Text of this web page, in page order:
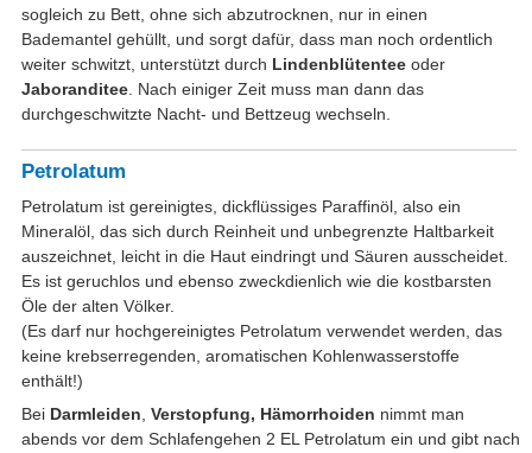
sogleich zu Bett, ohne sich abzutrocknen, nur in einen
Bademantel gehüllt, und sorgt dafür, dass man noch ordentlich
weiter schwitzt, unterstützt durch Lindenblütenteeoder
Jaboranditee. Nach einiger Zeit muss man dann das
durchgeschwitzte Nacht- und Bettzeug wechseln.
Petrolatum
Petrolatum ist gereinigtes, dickflüssiges Paraffinöl, also ein
Mineralöl, das sich durch Reinheit und unbegrenzte Haltbarkeit
auszeichnet, leicht in die Haut eindringt und Säuren ausscheidet.
Es ist geruchlos und ebenso zweckdienlich wie die kostbarsten
Öle der alten Völker.
(Es darf nur hochgereinigtes Petrolatum verwendet werden, das
keine krebserregenden, aromatischen Kohlenwasserstoffe
enthält!)
Bei Darmleiden, Verstopfung, Hämorrhoiden nimmt man
abends vor dem Schlafengehen 2 EL Petrolatum ein und gibt nach